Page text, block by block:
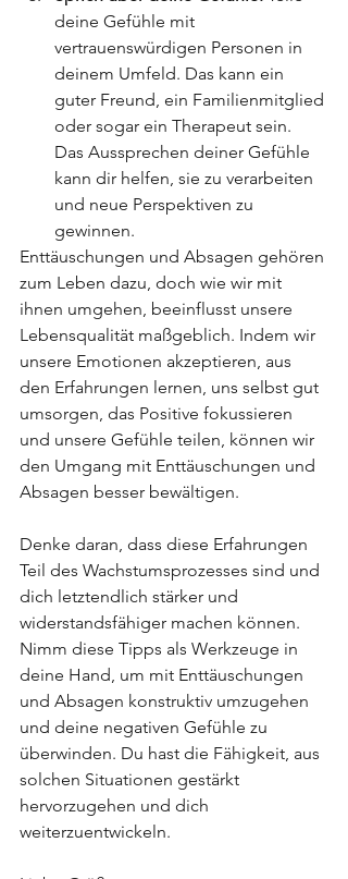
deine Gefühle mit
vertrauenswürdigen Personen in
deinem Umfeld. Das kann ein
guter Freund, ein Familienmitglied
oder sogar ein Therapeut sein.
Das Aussprechen deiner Gefühle
kann dir helfen, sie zu verarbeiten
und neue Perspektiven zu
gewinnen.
Enttäuschungen und Absagen gehören
zum Leben dazu, doch wie wir mit
ihnen umgehen, beeinflusst unsere
Lebensqualität maßgeblich. Indem wir
unsere Emotionen akzeptieren, aus
den Erfahrungen lernen, uns selbst gut
umsorgen, das Positive fokussieren
und unsere Gefühle teilen, können wir
den Umgang mit Enttäuschungen und
Absagen besser bewältigen.
Denke daran, dass diese Erfahrungen
Teil des Wachstumsprozesses sind und
dich letztendlich stärker und
widerstandsfähiger machen können.
Nimm diese Tipps als Werkzeuge in
deine Hand, um mit Enttäuschungen
und Absagen konstruktiv umzugehen
und deine negativen Gefühle zu
überwinden. Du hast die Fähigkeit, aus
solchen Situationen gestärkt
hervorzugehen und dich
weiterzuentwickeln.